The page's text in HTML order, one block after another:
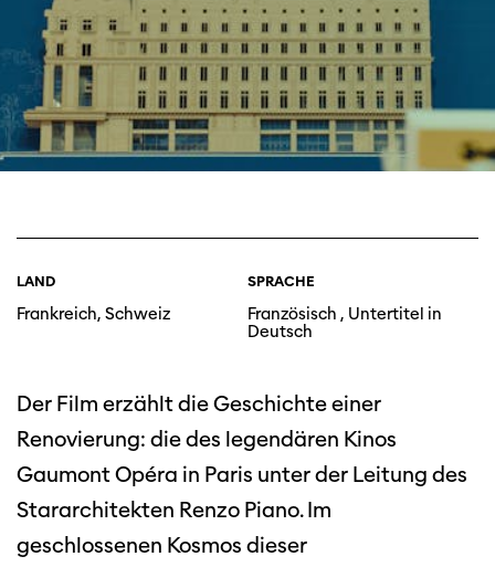
LAND
Frankreich, Schweiz
SPRACHE
Französisch , Untertitel in
Deutsch
Der Film erzählt die Geschichte einer
Renovierung: die des legendären Kinos
Gaumont Opéra in Paris unter der Leitung des
Stararchitekten Renzo Piano. Im
geschlossenen Kosmos dieser